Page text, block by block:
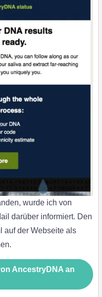
wurde ich von
darüber informiert. Den
auf der Webseite als
AncestryDNA an